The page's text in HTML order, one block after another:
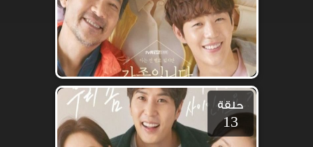
حلقة
13